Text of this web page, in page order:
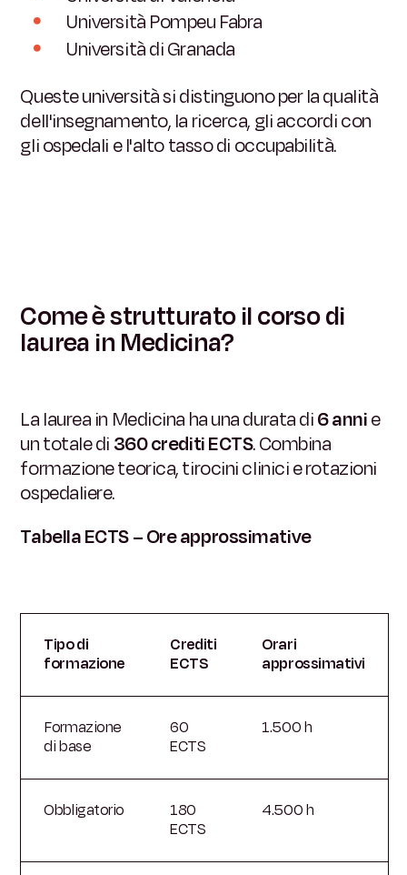
Università Pompeu Fabra
Università di Granada
Queste università si distinguono per la qualità
dell'insegnamento, la ricerca, gli accordi con
gli ospedali e l'alto tasso di occupabilità.
Come è strutturato il corso di
laurea in Medicina?
La laurea in Medicina ha una durata di6 annie
un totale di360 crediti ECTS. Combina
formazione teorica, tirocini clinici e rotazioni
ospedaliere.
Tabella ECTS – Ore approssimative
Tipo di
formazione
Crediti
ECTS
Orari
approssimativi
Formazione
di base
60
ECTS
1.500 h
Obbligatorio
180
ECTS
4.500 h